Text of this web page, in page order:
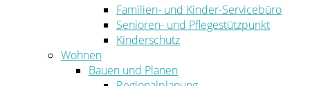
Familien- und Kinder-Servicebüro
Senioren- und Pflegestützpunkt
Kinderschutz
Wohnen
Bauen und Planen